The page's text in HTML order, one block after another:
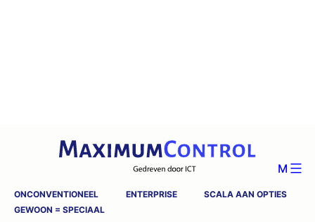
ONCONVENTIONEEL ENTERPRISE
SCALA AAN OPTIES
GEWOON = SPECIAAL
M